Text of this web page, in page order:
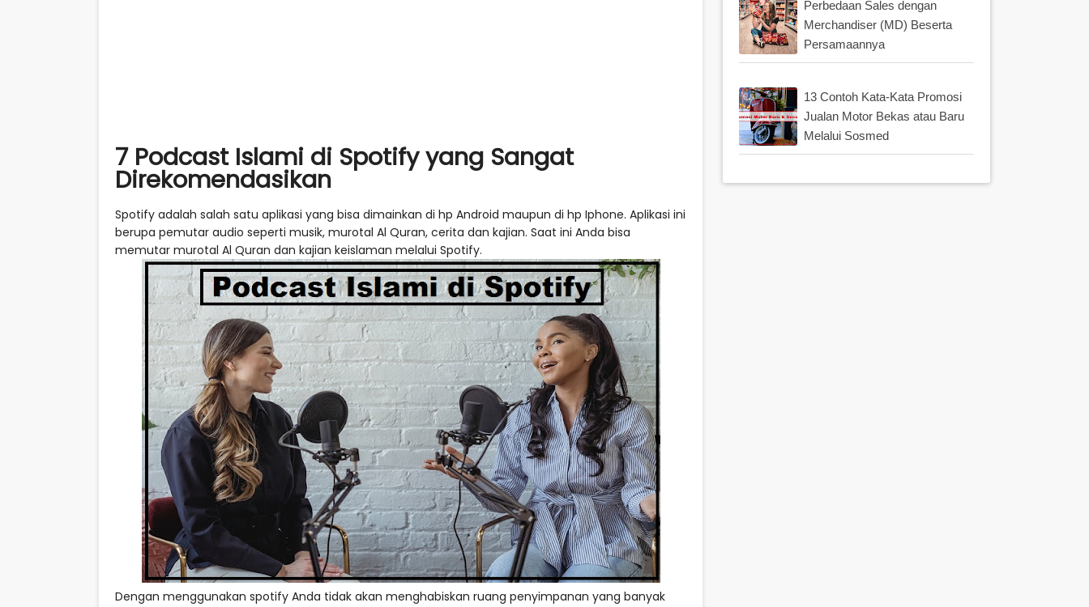
7 Podcast Islami di Spotify yang Sangat
Direkomendasikan
Spotify adalah salah satu aplikasi yang bisa dimainkan di hp Android maupun di hp Iphone. Aplikasi ini
berupa pemutar audio seperti musik, murotal Al Quran, cerita dan kajian. Saat ini Anda bisa
memutar murotal Al Quran dan kajian keislaman melalui Spotify.
Dengan menggunakan spotify Anda tidak akan menghabiskan ruang penyimpanan yang banyak
Perbedaan Sales dengan
Merchandiser (MD) Beserta
Persamaannya
13 Contoh Kata-Kata Promosi
Jualan Motor Bekas atau Baru
Melalui Sosmed